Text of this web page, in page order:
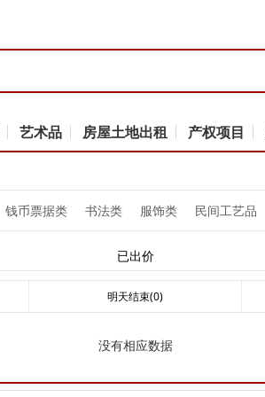
艺术品 房屋土地出租 产权项目
钱币票据类 书法类 服饰类 民间工艺品
已出价
明天结束(0)
没有相应数据